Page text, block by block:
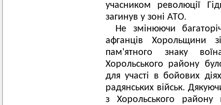
учасником революції
загинув у зоні АТО.
Не змінюючи
афганців Хорольщини
пам'ятного знаку
Хорольського району
для участі в бойових
радянських військ.
з Хорольського